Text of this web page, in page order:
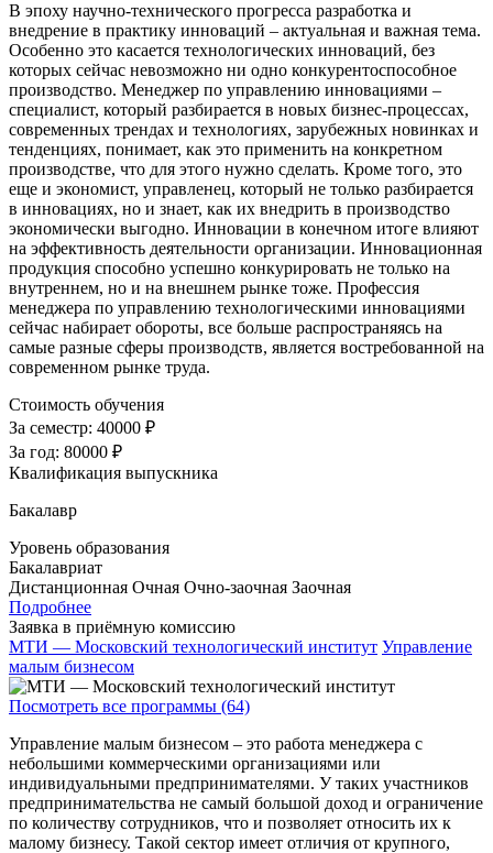
В эпоху научно-технического прогресса разработка и
внедрение в практику инноваций – актуальная и важная тема.
Особенно это касается технологических инноваций, без
которых сейчас невозможно ни одно конкурентоспособное
производство. Менеджер по управлению инновациями –
специалист, который разбирается в новых бизнес-процессах,
современных трендах и технологиях, зарубежных новинках и
тенденциях, понимает, как это применить на конкретном
производстве, что для этого нужно сделать. Кроме того, это
еще и экономист, управленец, который не только разбирается
в инновациях, но и знает, как их внедрить в производство
экономически выгодно. Инновации в конечном итоге влияют
на эффективность деятельности организации. Инновационная
продукция способно успешно конкурировать не только на
внутреннем, но и на внешнем рынке тоже. Профессия
менеджера по управлению технологическими инновациями
сейчас набирает обороты, все больше распространяясь на
самые разные сферы производств, является востребованной на
современном рынке труда.
Стоимость обучения
За семестр: 40000 ₽
За год: 80000 ₽
Квалификация выпускника
Бакалавр
Уровень образования
Бакалавриат
Дистанционная Очная Очно-заочная Заочная
Подробнее
Заявка в приёмную комиссию
МТИ — Московский технологический институт Управление
малым бизнесом
Посмотреть все программы (64)
Управление малым бизнесом – это работа менеджера с
небольшими коммерческими организациями или
индивидуальными предпринимателями. У таких участников
предпринимательства не самый большой доход и ограничение
по количеству сотрудников, что и позволяет относить их к
малому бизнесу. Такой сектор имеет отличия от крупного,